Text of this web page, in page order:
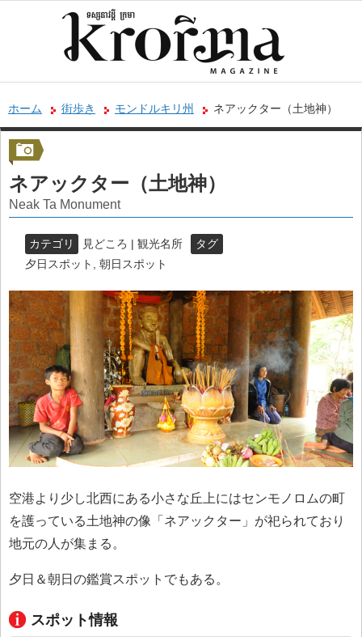
ホーム 街歩き モンドルキリ州 ネアックター（土地神）
ネアックター（土地神）
Neak Ta Monument
カテゴリ 見どころ | 観光名所
タグ
夕日スポット
朝日スポット
空港より少し北西にある小さな丘上にはセンモノロムの町
を護っている土地神の像「ネアックター」が祀られており
地元の人が集まる。
夕日＆朝日の鑑賞スポットでもある。
スポット情報